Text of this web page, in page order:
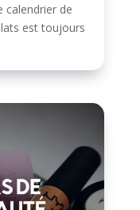
calendrier de
est toujours